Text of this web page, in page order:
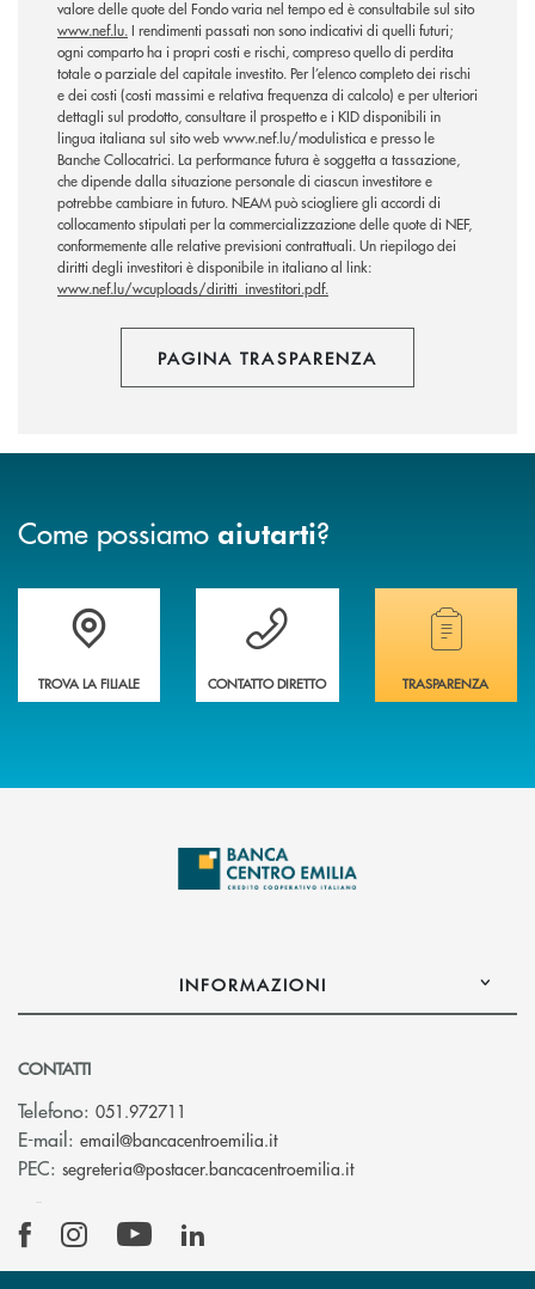
valore delle quote del Fondo varia nel tempo ed è consultabile sul sito
www.nef.lu.I rendimenti passati non sono indicativi di quelli futuri;
ogni comparto ha i propri costi e rischi, compreso quello di perdita
totale o parziale del capitale investito. Per l’elenco completo dei rischi
e dei costi (costi massimi e relativa frequenza di calcolo) e per ulteriori
dettagli sul prodotto, consultare il prospetto e i KID disponibili in
lingua italiana sul sito web www.nef.lu/modulistica e presso le
Banche Collocatrici. La performance futura è soggetta a tassazione,
che dipende dalla situazione personale di ciascun investitore e
potrebbe cambiare in futuro. NEAM può sciogliere gli accordi di
collocamento stipulati per la commercializzazione delle quote di NEF,
conformemente alle relative previsioni contrattuali. Un riepilogo dei
diritti degli investitori è disponibile in italiano al link:
www.nef.lu/wcuploads/diritti_investitori.pdf.
PAGINA TRASPARENZA
Come possiamo aiutarti?
Accedi all' elenco completo delle filiali
TROVA LA FILIALE
Vuoi avere maggiori informazioni sulla
CONTATTO DIRETTO
Hai bisogno di
TRASPARENZA
INFORMAZIONI
CONTATTI
Telefono: 051.972711
E-mail: email@bancacentroemilia.it(si apre l’app di posta
PEC: segreteria@postacer.bancacentroemilia.it(si apre l’app di